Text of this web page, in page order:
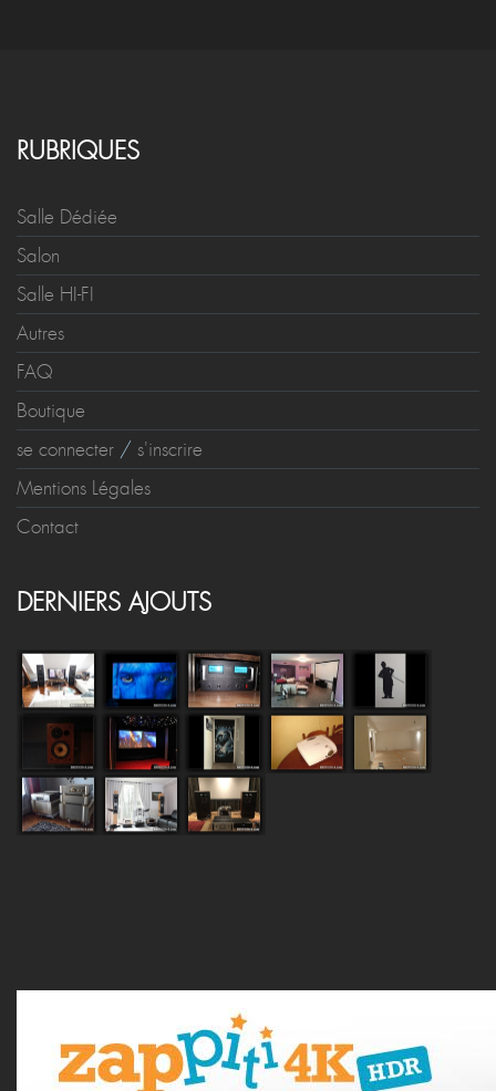
RUBRIQUES
Salle Dédiée
Salon
Salle HI-FI
Autres
FAQ
Boutique
se connecter / s'inscrire
Mentions Légales
Contact
DERNIERS AJOUTS